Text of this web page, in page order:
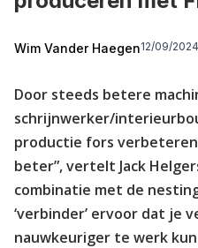
Wim Vander Haegen12/09/
Door steeds betere
schrijnwerker/
productie fors
beter”, vertelt Jack
combinatie met de
‘verbinder’ ervoor dat je
nauwkeuriger te werk